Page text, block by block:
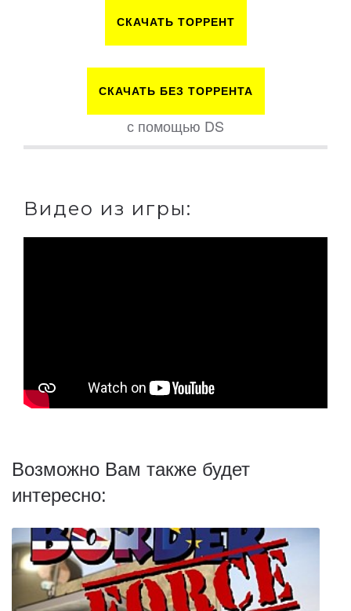
СКАЧАТЬ ТОРРЕНТ
СКАЧАТЬ БЕЗ ТОРРЕНТА
с помощью DS
Видео из игры:
Возможно Вам также будет
интересно: